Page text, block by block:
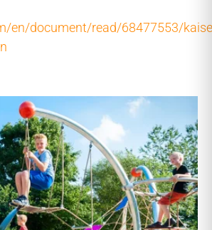
en/document/read/68477553/